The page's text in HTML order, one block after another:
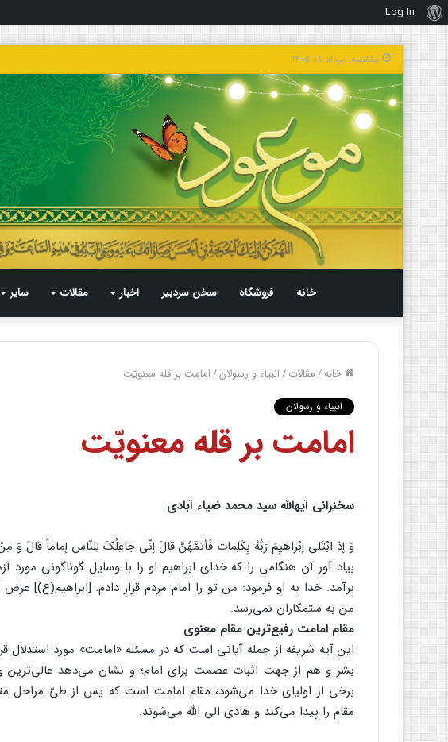
درباره
وردپرس
Log In
یکشنبه, مرداد ۱۸ ۱۴۰۵
خانه فروشگاه سخن سردبیر اخبار مقالات سایر
خانه/مقالات/انبیاء و رسولان/امامت بر قله معنویّت
انبیاء و رسولان
امامت بر قله معنویّت
سخنرانی آیهالله سید محمد ضیاء آبادی
وَ إذِ ابْتَلی إبْراهیِمَ رَبُّهُ بِکَلِمات فَأتمَّهُنَّ قالَ إنّی جاعِلُکَ لِلنّاس إماماً قالَ وَ
بیاد آور آن هنگامی را که خدای ابراهیم او را با وسایل گوناگونی مورد
برآمد. خدا به او فرمود: من تو را امام مردم قرار دادم. [ابراهیم(ع)]
من به ستمکاران نمی‌رسد.
مقام امامت رفیع‌ترین مقام معنوی
این آیه شریفه از جمله آیاتی است که در مسئله «امامت» مورد استدلال
بشر و هم از جهت اثبات عصمت برای امام؛ و نشان می‌دهد عالی‌ترین
برخی از اولیای خدا می‌شود، مقام امامت است که پس از طیّ مراحل
مقام را پیدا می‌کند و هادی الی الله می‌شوند.